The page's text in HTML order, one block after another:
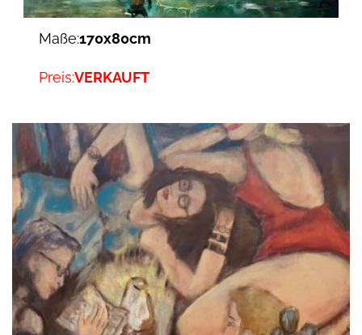
Maße:170x80cm
Preis:VERKAUFT